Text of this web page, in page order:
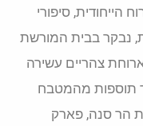
הייחודית, סיפורי
נבקר בבית המורשת
צהריים עשירה
תוספות מהמטבח
הר סנה, פארק